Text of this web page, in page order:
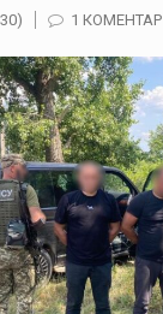
1 КОМЕНТАР